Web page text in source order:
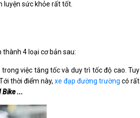
luyện sức khỏe rất tốt.
4 loại cơ bản sau:
việc tăng tốc và duy trì tốc độ cao. Tuy
thời điểm này, xe đạp đường trường có rất
Bike ...